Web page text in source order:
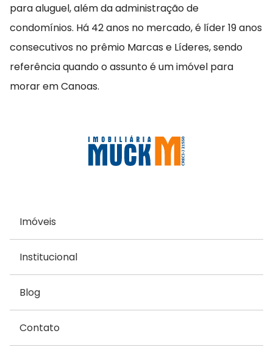
para aluguel, além da administração de
condomínios. Há 42 anos no mercado, é líder 19 anos
consecutivos no prêmio Marcas e Líderes, sendo
referência quando o assunto é um imóvel para
morar em Canoas.
Imóveis
Institucional
Blog
Contato